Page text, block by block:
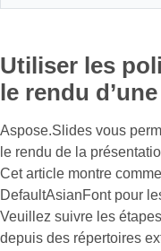
Utiliser les
le rendu
Aspose.Slides vous
le rendu de la
Cet article montre
DefaultAsianFont pour
Veuillez suivre les
depuis des répertoires